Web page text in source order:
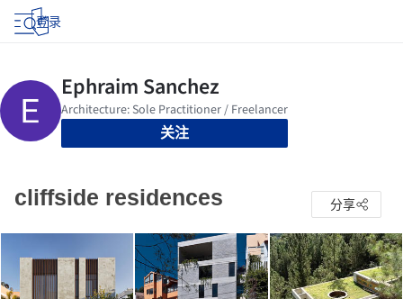
登录
关注
cliffside residences 分享